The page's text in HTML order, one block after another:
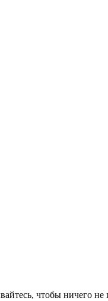
чтобы ничего не